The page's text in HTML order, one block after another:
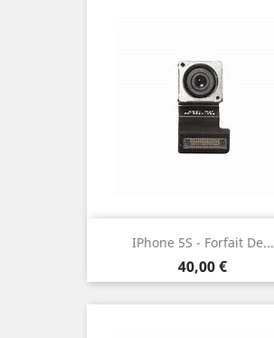
IPhone 5S - Forfait De...
Prix
40,00 €